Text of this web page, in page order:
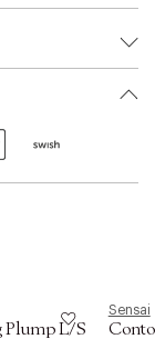
Plump L/S
Sensai